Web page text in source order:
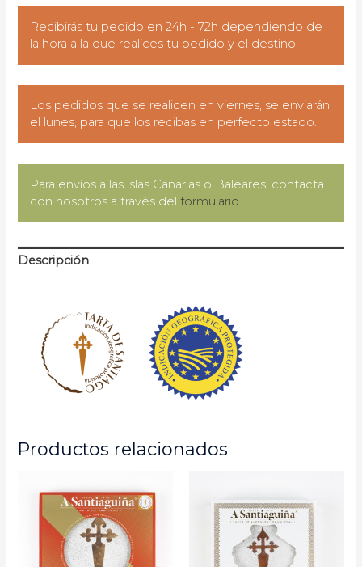
Recibirás tu pedido en 24h - 72h dependiendo de
la hora a la que realices tu pedido y el destino.
Los pedidos que se realicen en viernes, se enviarán
el lunes, para que los recibas en perfecto estado.
Para envíos a las islas Canarias o Baleares, contacta
con nosotros a través delformulario.
Descripción
Productos relacionados